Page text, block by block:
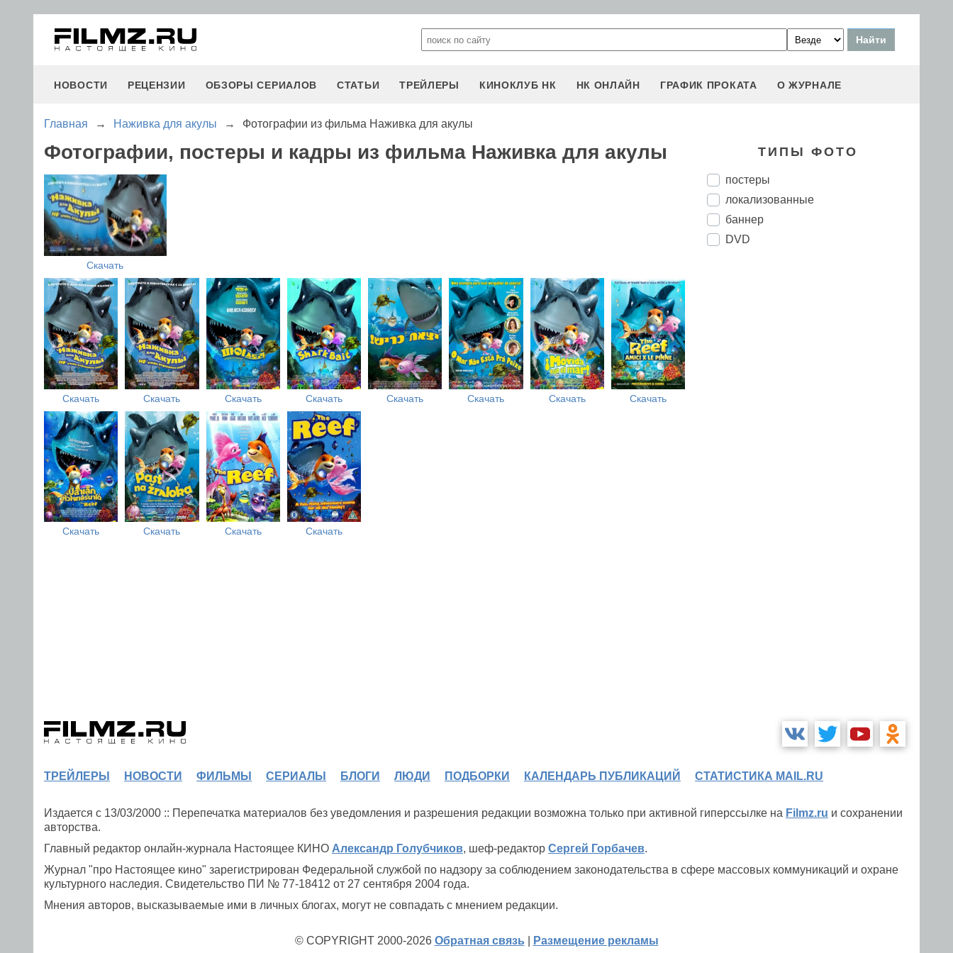
НОВОСТИ РЕЦЕНЗИИ ОБЗОРЫ СЕРИАЛОВ СТАТЬИ ТРЕЙЛЕРЫ КИНОКЛУБ НК НК ОНЛАЙН ГРАФИК ПРОКАТА О ЖУРНАЛЕ
Главная → Наживка для акулы → Фотографии из фильма Наживка для акулы
Фотографии, постеры и кадры из фильма Наживка для акулы
Скачать
Скачать Скачать Скачать Скачать Скачать Скачать Скачать Скачать
Скачать Скачать Скачать Скачать
ТИПЫ ФОТО
постеры
локализованные
баннер
DVD
ТРЕЙЛЕРЫ НОВОСТИ ФИЛЬМЫ СЕРИАЛЫ БЛОГИ ЛЮДИ ПОДБОРКИ КАЛЕНДАРЬ ПУБЛИКАЦИЙ СТАТИСТИКА MAIL.RU
Издается с 13/03/2000 :: Перепечатка материалов без уведомления и разрешения редакции возможна только при активной гиперссылке на Filmz.ru и сохранении
авторства.
Главный редактор онлайн-журнала Настоящее КИНО Александр Голубчиков, шеф-редактор Сергей Горбачев.
Журнал "про Настоящее кино" зарегистрирован Федеральной службой по надзору за соблюдением законодательства в сфере массовых коммуникаций и охране
культурного наследия. Свидетельство ПИ № 77-18412 от 27 сентября 2004 года.
Мнения авторов, высказываемые ими в личных блогах, могут не совпадать с мнением редакции.
© COPYRIGHT 2000-2026 Обратная связь Размещение рекламы